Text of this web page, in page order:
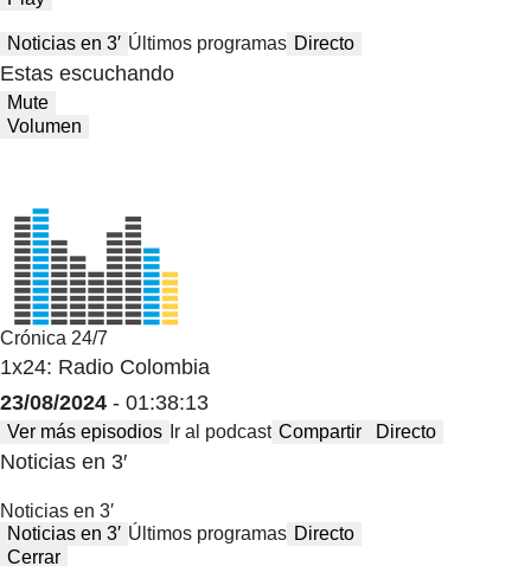
Noticias en 3′ Últimos programas Directo
Estas escuchando
Mute
Volumen
Crónica 24/7
1x24: Radio Colombia
23/08/2024 - 01:38:13
Ver más episodios Ir al podcast Compartir Directo
Noticias en 3′
Noticias en 3′
Noticias en 3′ Últimos programas Directo
Cerrar